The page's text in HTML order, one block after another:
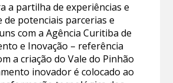
a partilha de experiências e
de potenciais parcerias e
com a Agência Curitiba de
e Inovação – referência
a criação do Vale do Pinhão
inovador é colocado ao